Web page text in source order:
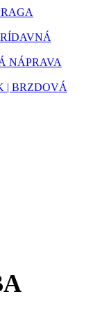
NÁPRAVA
| BRZDOVÁ